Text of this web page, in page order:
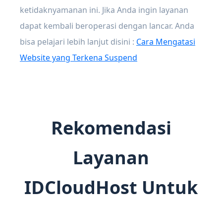
ketidaknyamanan ini. Jika Anda ingin layanan
dapat kembali beroperasi dengan lancar. Anda
bisa pelajari lebih lanjut disini : Cara Mengatasi
Website yang Terkena Suspend
Rekomendasi
Layanan
IDCloudHost Untuk